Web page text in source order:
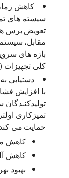
کاهش
سیستم های
تعویض برس
مقابل،
بازه های
کلی تجهیزات (OEE) را بهبود می بخشد.
دستیابی
با افزایش
تمیزکاری
حمایت می
کاهش
کاهش
بهبود